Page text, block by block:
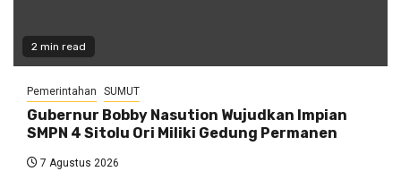
2 min read
Pemerintahan SUMUT
Gubernur Bobby Nasution Wujudkan Impian
SMPN 4 Sitolu Ori Miliki Gedung Permanen
7 Agustus 2026